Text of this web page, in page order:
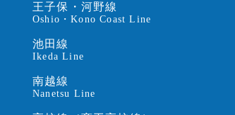
王子保・河野線
Oshio・Kono Coast Line
池田線
Ikeda Line
南越線
Nanetsu Line